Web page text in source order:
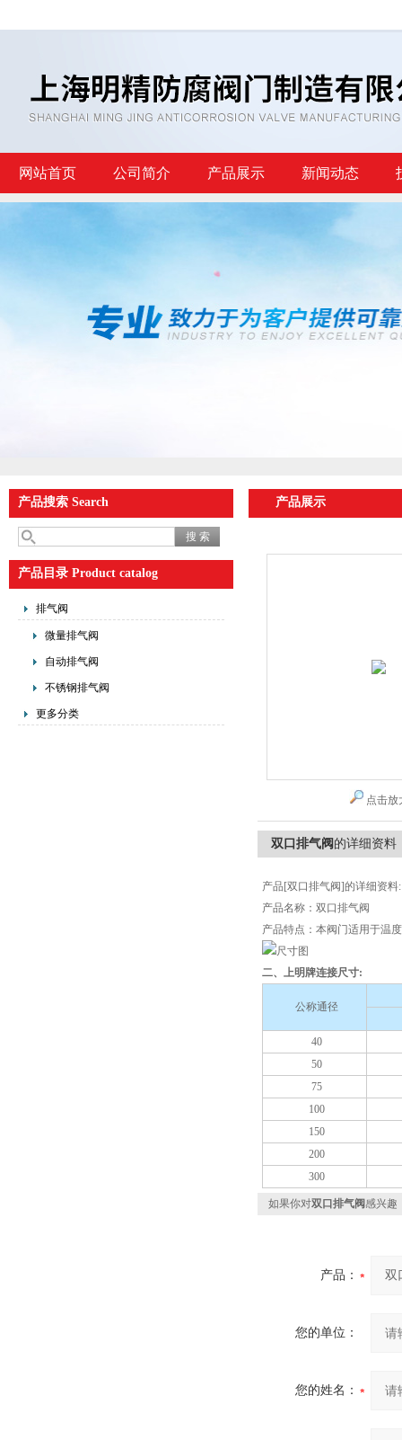
网站首页 公司简介 产品展示 新闻动态
产品搜索 Search
产品目录 Product catalog
排气阀
微量排气阀
自动排气阀
不锈钢排气阀
更多分类
产品展示
点击放
双口排气阀 的详细资料
产品[双口排气阀]的详细资料:
产品名称：双口排气阀
产品特点：本阀门适用于温
二、上明牌连接尺寸:
公称通径
40
50
75
100
150
200
300
如果你对双口排气阀感兴趣
产品：
您的单位：
您的姓名：